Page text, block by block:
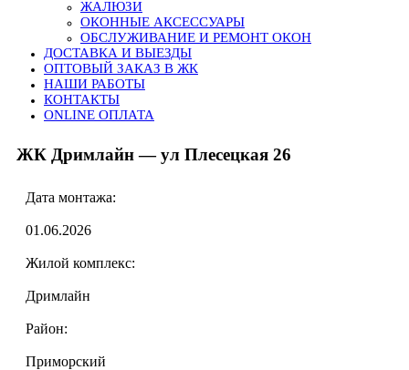
ЖАЛЮЗИ
ОКОННЫЕ АКСЕССУАРЫ
ОБСЛУЖИВАНИЕ И РЕМОНТ ОКОН
ДОСТАВКА И ВЫЕЗДЫ
ОПТОВЫЙ ЗАКАЗ В ЖК
НАШИ РАБОТЫ
КОНТАКТЫ
ONLINE ОПЛАТА
ЖК Дримлайн — ул Плесецкая 26
Дата монтажа:
01.06.2026
Жилой комплекс:
Дримлайн
Район:
Приморский